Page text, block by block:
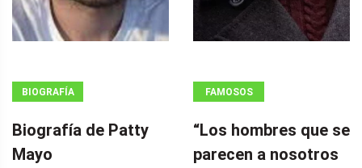
BIOGRAFÍA
Biografía de Patty
Mayo
FAMOSOS
“Los hombres que se
parecen a nosotros